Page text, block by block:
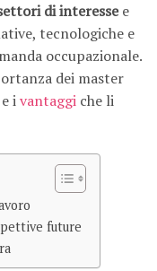
di interessee
tecnologiche e
occupazionale.
dei master
ivantaggi che li
future